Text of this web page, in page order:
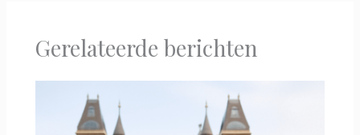
Gerelateerde berichten